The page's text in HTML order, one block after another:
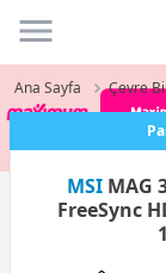
Ana Sayfa Çevre
MSI MAG
FreeSync